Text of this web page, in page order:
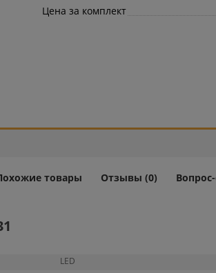
Цена за комплект
товары Отзывы (0)
LED